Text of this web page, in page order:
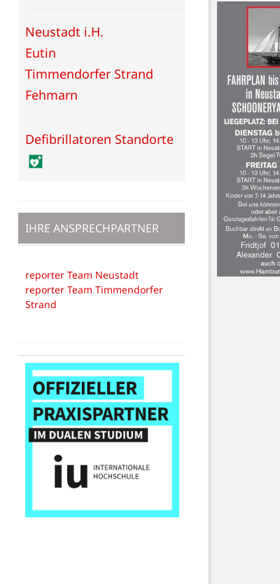
Neustadt i.H.
Eutin
Timmendorfer Strand
Fehmarn
Defibrillatoren Standorte
IHRE ANSPRECHPARTNER
reporter Team Neustadt
reporter Team Timmendorfer
Strand